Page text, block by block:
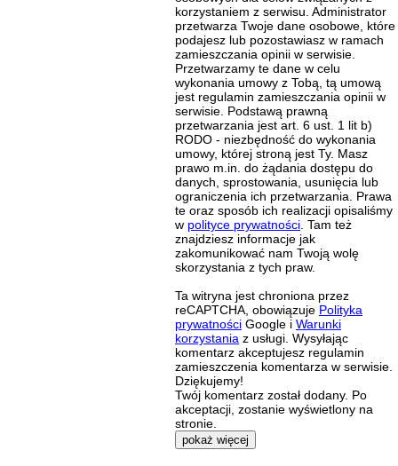
korzystaniem z serwisu. Administrator
przetwarza Twoje dane osobowe, które
podajesz lub pozostawiasz w ramach
zamieszczania opinii w serwisie.
Przetwarzamy te dane w celu
wykonania umowy z Tobą, tą umową
jest regulamin zamieszczania opinii w
serwisie. Podstawą prawną
przetwarzania jest art. 6 ust. 1 lit b)
RODO - niezbędność do wykonania
umowy, której stroną jest Ty. Masz
prawo m.in. do żądania dostępu do
danych, sprostowania, usunięcia lub
ograniczenia ich przetwarzania. Prawa
te oraz sposób ich realizacji opisaliśmy
w polityce prywatności . Tam też
znajdziesz informacje jak
zakomunikować nam Twoją wolę
skorzystania z tych praw.
Ta witryna jest chroniona przez
reCAPTCHA, obowiązuje Polityka
prywatności Google i Warunki
korzystania z usługi. Wysyłając
komentarz akceptujesz regulamin
zamieszczenia komentarza w serwisie.
Dziękujemy!
Twój komentarz został dodany. Po
akceptacji, zostanie wyświetlony na
stronie.
pokaż więcej